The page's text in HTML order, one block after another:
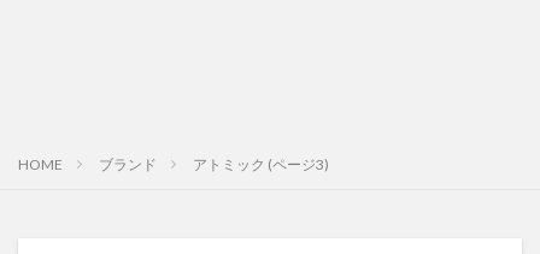
HOME ブランド アトミック (ページ3)